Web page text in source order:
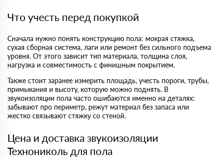
Что учесть перед покупкой
Сначала нужно понять конструкцию пола: мокрая стяжка,
сухая сборная система, лаги или ремонт без сильного подъема
уровня. От этого зависит тип материала, толщина слоя,
нагрузка и совместимость с финишным покрытием.
Также стоит заранее измерить площадь, учесть пороги, трубы,
примыкания и высоту, которую можно поднять. В
звукоизоляции пола часто ошибаются именно на деталях:
забывают про периметр, режут материал без запаса или
жестко связывают стяжку со стеной.
Цена и доставка звукоизоляции
Технониколь для пола